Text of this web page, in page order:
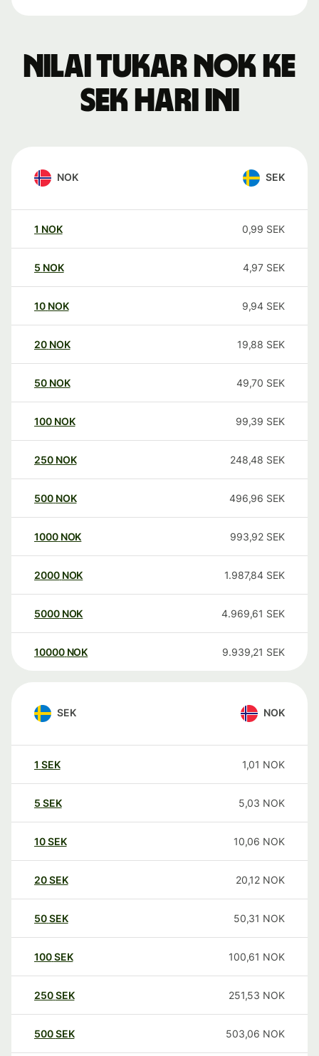
Nilai tukar NOK ke
SEK hari ini
NOK SEK
1 NOK 0,99 SEK
5 NOK 4,97 SEK
10 NOK 9,94 SEK
20 NOK 19,88 SEK
50 NOK 49,70 SEK
100 NOK 99,39 SEK
250 NOK 248,48 SEK
500 NOK 496,96 SEK
1000 NOK 993,92 SEK
2000 NOK 1.987,84 SEK
5000 NOK 4.969,61 SEK
10000 NOK 9.939,21 SEK
SEK NOK
1 SEK 1,01 NOK
5 SEK 5,03 NOK
10SEK 10,06 NOK
20SEK 20,12 NOK
50SEK 50,31 NOK
100SEK 100,61 NOK
250SEK 251,53 NOK
500SEK 503,06 NOK